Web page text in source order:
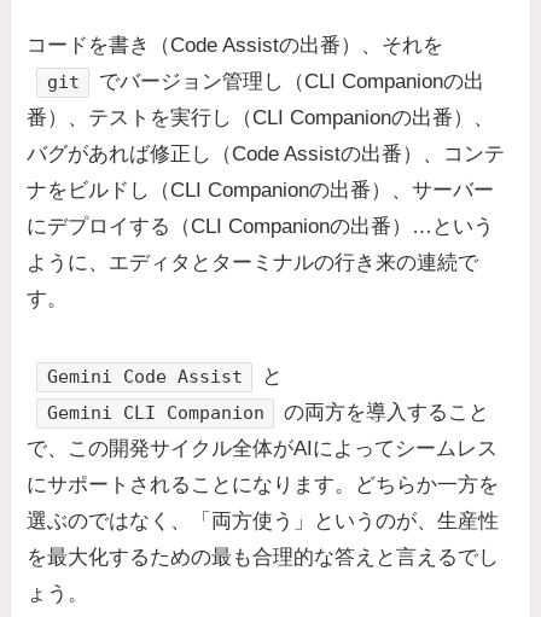
コードを書き（Code Assistの出番）、それを
git
でバージョン管理し（CLI Companionの出
番）、テストを実行し（CLI Companionの出番）、
バグがあれば修正し（Code Assistの出番）、コンテ
ナをビルドし（CLI Companionの出番）、サーバー
にデプロイする（CLI Companionの出番）…という
ように、エディタとターミナルの行き来の連続で
す。
Gemini Code Assist と
Gemini CLI Companion
の両方を導入すること
で、この開発サイクル全体がAIによってシームレス
にサポートされることになります。どちらか一方を
選ぶのではなく、「両方使う」というのが、生産性
を最大化するための最も合理的な答えと言えるでし
ょう。